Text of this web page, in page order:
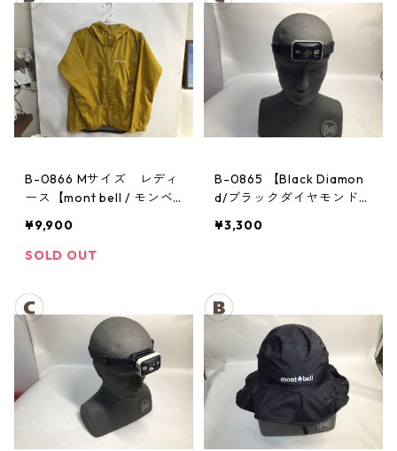
B-0866 Mサイズ レディ
ース【mont bell / モンベ
ジャケット： レディース
¥9,900
SOLD OUT
B-0865 【Black Diamon
d/ブラックダイヤモンド】
¥3,300